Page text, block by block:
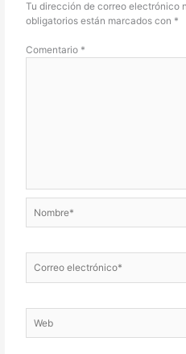
Tu dirección de correo electrónico
obligatorios están marcados con *
Comentario *
electrónico*